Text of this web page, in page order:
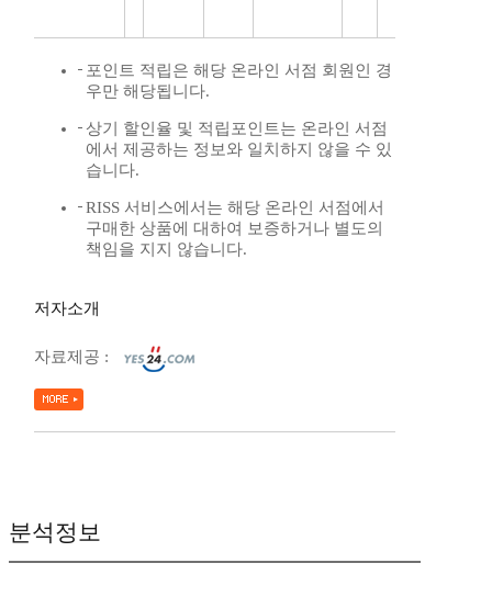
포인트 적립은 해당 온라인 서점 회원인 경
우만 해당됩니다.
상기 할인율 및 적립포인트는 온라인 서점
에서 제공하는 정보와 일치하지 않을 수 있
습니다.
RISS 서비스에서는 해당 온라인 서점에서
구매한 상품에 대하여 보증하거나 별도의
책임을 지지 않습니다.
저자소개
자료제공 :
분석정보